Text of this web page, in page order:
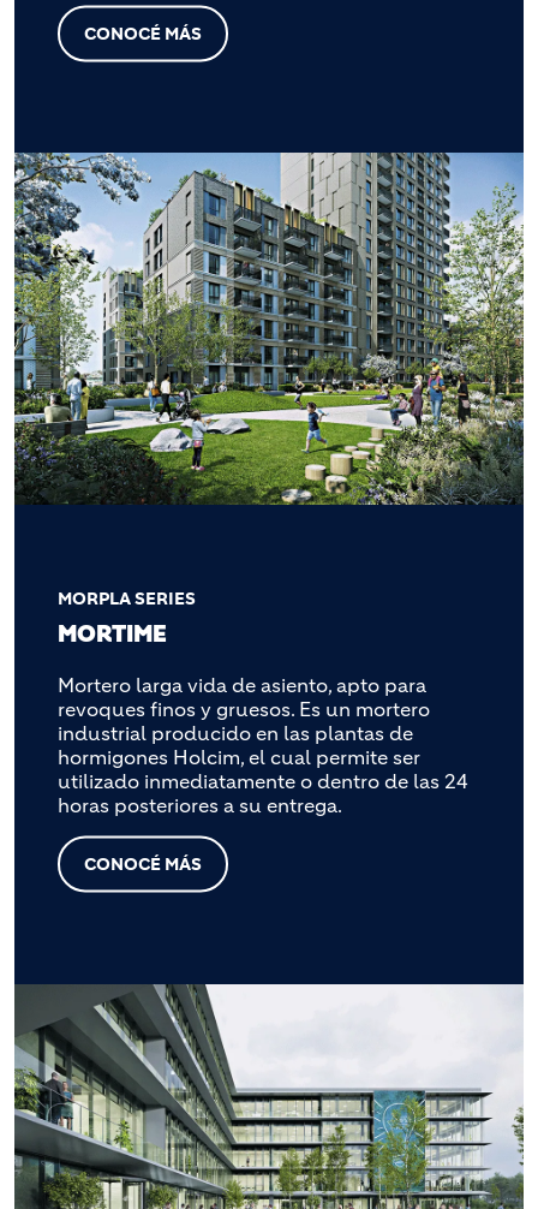
CONOCÉ MÁS
MORPLA SERIES
MORTIME
Mortero larga vida de asiento, apto para
revoques finos y gruesos. Es un mortero
industrial producido en las plantas de
hormigones Holcim, el cual permite ser
utilizado inmediatamente o dentro de las 24
horas posteriores a su entrega.
CONOCÉ MÁS